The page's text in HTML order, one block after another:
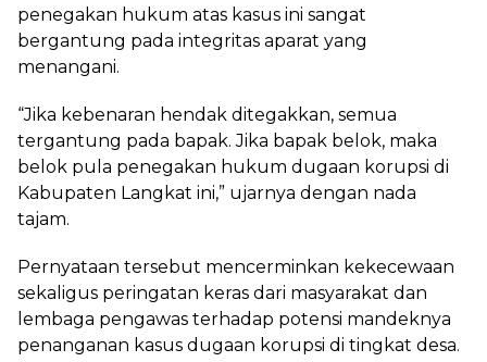
penegakan hukum atas kasus ini sangat
bergantung pada integritas aparat yang
menangani.
“Jika kebenaran hendak ditegakkan, semua
tergantung pada bapak. Jika bapak belok, maka
belok pula penegakan hukum dugaan korupsi di
Kabupaten Langkat ini,” ujarnya dengan nada
tajam.
Pernyataan tersebut mencerminkan kekecewaan
sekaligus peringatan keras dari masyarakat dan
lembaga pengawas terhadap potensi mandeknya
penanganan kasus dugaan korupsi di tingkat desa.